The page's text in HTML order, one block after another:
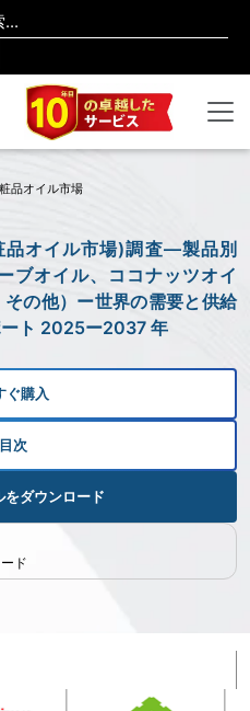
品オイル市場
オイル市場)調査―製品別
ブオイル、ココナッツオイ
の他）ー世界の需要と供給
ト 2025ー2037 年
ぐ購入
次
をダウンロード
ド